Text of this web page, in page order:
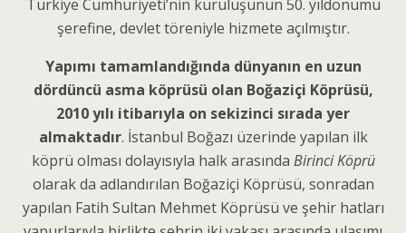
Türkiye Cumhuriyeti’nin kuruluşunun 50. yıldönümü
şerefine, devlet töreniyle hizmete açılmıştır.
Yapımı tamamlandığında dünyanın en uzun
dördüncü asma köprüsü olan Boğaziçi Köprüsü,
2010 yılı itibarıyla on sekizinci sırada yer
almaktadır. İstanbul Boğazı üzerinde yapılan ilk
köprü olması dolayısıyla halk arasında Birinci Köprü
olarak da adlandırılan Boğaziçi Köprüsü, sonradan
yapılan Fatih Sultan Mehmet Köprüsü ve şehir hatları